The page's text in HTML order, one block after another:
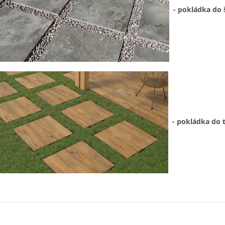
- pokládka do
- pokládka do